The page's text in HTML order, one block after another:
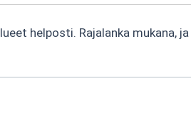
helposti. Rajalanka mukana,